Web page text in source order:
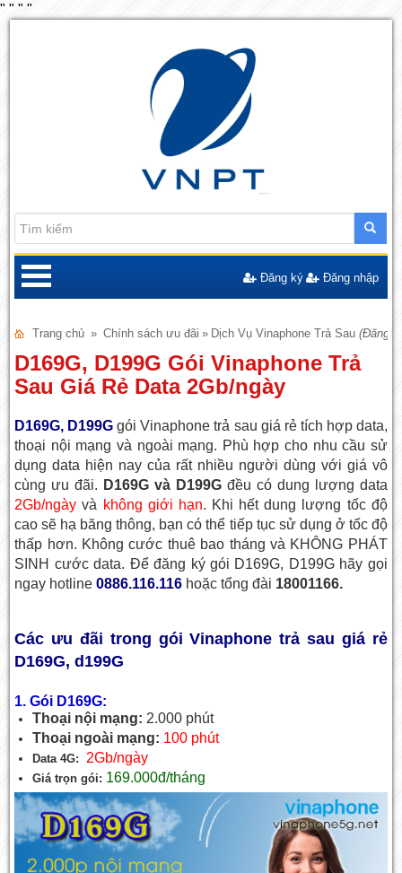
" " " "
Đăng ký Đăng nhập
Trang chủ » Chính sách ưu đãi » Dịch Vụ Vinaphone Trả Sau (Đăng
D169G, D199G Gói Vinaphone Trả
Sau Giá Rẻ Data 2Gb/ngày
D169G, D199G gói Vinaphone trả sau giá rẻ tích hợp data,
thoại nội mạng và ngoài mạng. Phù hợp cho nhu cầu sử
dụng data hiện nay của rất nhiều người dùng với giá vô
cùng ưu đãi. D169G và D199G đều có dung lượng data
2Gb/ngày và không giới hạn. Khi hết dung lượng tốc độ
cao sẽ hạ băng thông, bạn có thể tiếp tục sử dụng ở tốc độ
thấp hơn. Không cước thuê bao tháng và KHÔNG PHÁT
SINH cước data. Để đăng ký gói D169G, D199G hãy gọi
ngay hotline0886.116.116 hoặc tổng đài 18001166.
Các ưu đãi trong gói Vinaphone trả sau giá rẻ
D169G, d199G
1. Gói D169G:
Thoại nội mạng: 2.000 phút
Thoại ngoài mạng: 100 phút
Data 4G: 2Gb/ngày
Giá trọn gói: 169.000đ/tháng